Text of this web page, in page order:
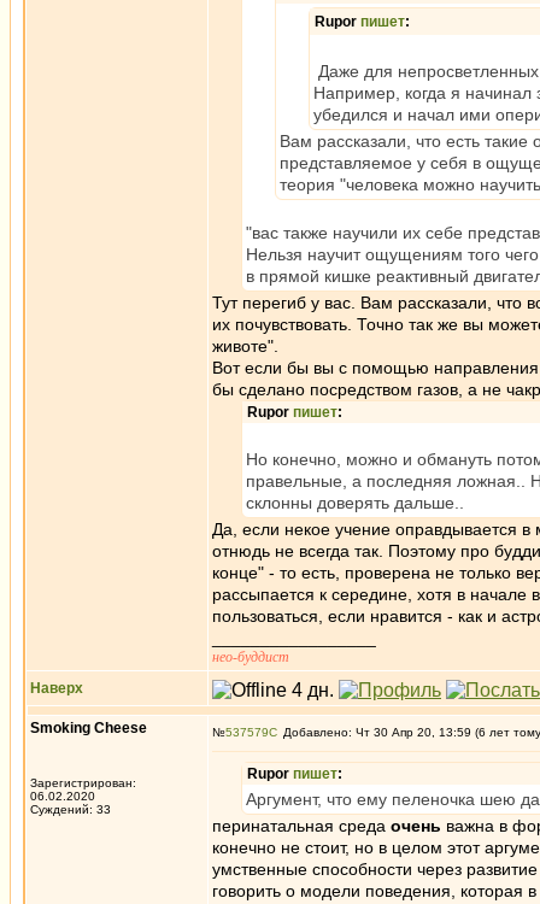
Rupor пишет:
Даже для
Например, когда я начинал
убедился и начал ими
Вам рассказали, что есть
представляемое у себя в
теория "человека можно
"вас также научили их себе
Нельзя научит ощущениям того
в прямой кишке реактивный
Тут перегиб у вас. Вам рассказали, что
их почувствовать. Точно так же вы
животе".
Вот если бы вы с помощью направления
бы сделано посредством газов, а не
Rupor пишет:
Но конечно, можно и обмануть
правельные, а последняя ложная..
склонны доверять дальше..
Да, если некое учение оправдывается
отнюдь не всегда так. Поэтому про
конце" - то есть, проверена не только
рассыпается к середине, хотя в
пользоваться, если нравится - как и
нео-буддист
Наверх
Smoking Cheese
Зарегистрирован:
06.02.2020
Суждений: 33
№537579 Добавлено: Чт 30 Апр 20, 13:59 (6 лет
Rupor пишет:
Аргумент, что ему пеленочка шею
перинатальная среда очень важна в
конечно не стоит, но в целом этот
умственные способности через
говорить о модели поведения, которая